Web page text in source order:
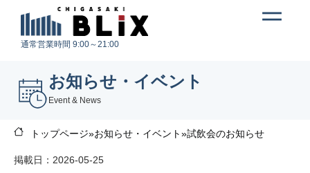
通常営業時間 9:00～21:00
お知らせ・イベント
Event & News
トップページ»お知らせ・イベント»試飲会のお知らせ
掲載日：2026-05-25